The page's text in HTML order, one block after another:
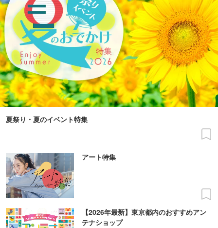
夏祭り・夏のイベント特集
アート特集
【2026年最新】東京都内のおすすめアン
テナショップ